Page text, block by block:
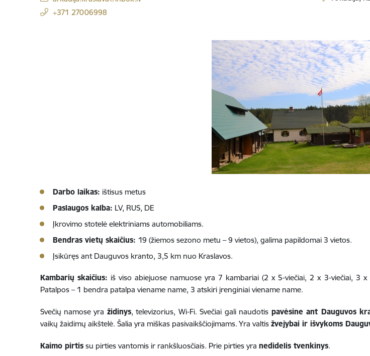
+371 27006998
Darbo laikas: ištisus metus
Paslaugos kalba: LV, RUS, DE
Įkrovimo stotelė elektriniams automobiliams.
Bendras vietų skaičius: 19 (žiemos sezono metu – 9 vietos), galima papildomai 3 vietos.
Įsikūręs ant Dauguvos kranto, 3,5 km nuo Kraslavos.
Kambarių skaičius: iš viso abiejuose namuose yra 7 kambariai (2 x 5-viečiai, 2 x 3-viečiai, 3
Patalpos – 1 bendra patalpa viename name, 3 atskiri įrenginiai viename name.
Svečių namose yra židinys, televizorius, Wi-Fi. Svečiai gali naudotis pavėsine ant Dauguvos
vaikų žaidimų aikštelė. Šalia yra miškas pasivaikščiojimams. Yra valtis žvejybai ir išvykoms
Kaimo pirtissu pirties vantomis ir rankšluosčiais. Prie pirties yra nedidelis tvenkinys.